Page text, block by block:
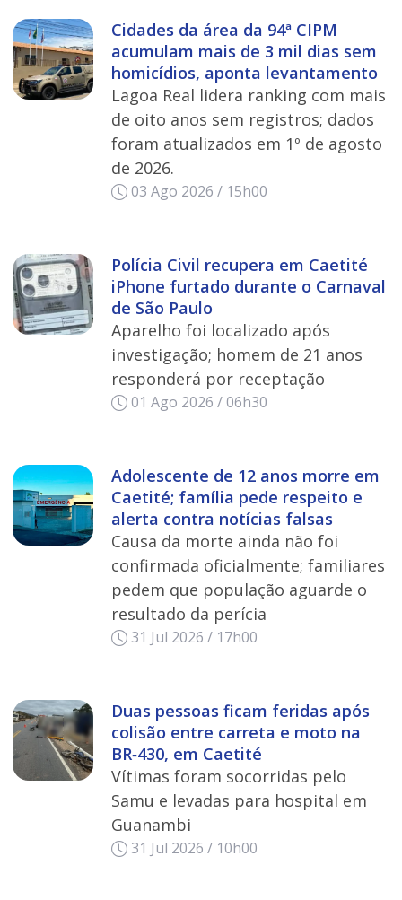
Cidades da área da 94ª CIPM
acumulam mais de 3 mil dias sem
homicídios, aponta levantamento
Lagoa Real lidera ranking com mais
de oito anos sem registros; dados
foram atualizados em 1º de agosto
de 2026.
03 Ago 2026 / 15h00
Polícia Civil recupera em Caetité
iPhone furtado durante o Carnaval
de São Paulo
Aparelho foi localizado após
investigação; homem de 21 anos
responderá por receptação
01 Ago 2026 / 06h30
Adolescente de 12 anos morre em
Caetité; família pede respeito e
alerta contra notícias falsas
Causa da morte ainda não foi
confirmada oficialmente; familiares
pedem que população aguarde o
resultado da perícia
31 Jul 2026 / 17h00
Duas pessoas ficam feridas após
colisão entre carreta e moto na
BR‑430, em Caetité
Vítimas foram socorridas pelo
Samu e levadas para hospital em
Guanambi
31 Jul 2026 / 10h00